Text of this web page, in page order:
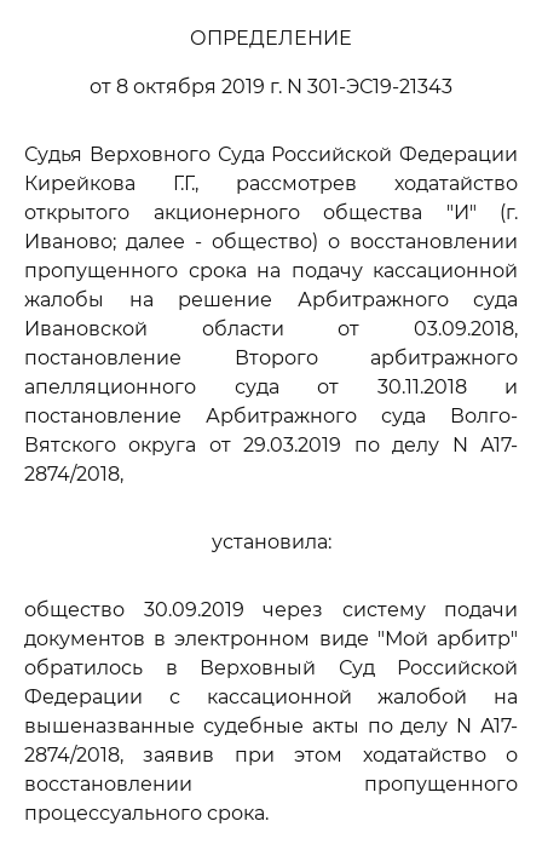
ОПРЕДЕЛЕНИЕ
от 8 октября 2019 г. N 301-ЭС19-21343
Судья Верховного Суда Российской Федерации
Кирейкова Г.Г., рассмотрев ходатайство
открытого акционерного общества "И" (г.
Иваново; далее - общество) о восстановлении
пропущенного срока на подачу кассационной
жалобы на решение Арбитражного суда
Ивановской области от 03.09.2018,
постановление Второго арбитражного
апелляционного суда от 30.11.2018 и
постановление Арбитражного суда Волго-
Вятского округа от 29.03.2019 по делу N А17-
2874/2018,
установила:
общество 30.09.2019 через систему подачи
документов в электронном виде "Мой арбитр"
обратилось в Верховный Суд Российской
Федерации с кассационной жалобой на
вышеназванные судебные акты по делу N А17-
2874/2018, заявив при этом ходатайство о
восстановлении пропущенного
процессуального срока.